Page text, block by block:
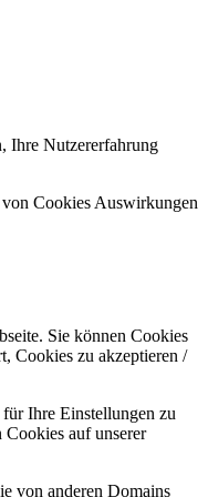
Ihre Nutzererfahrung
Cookies Auswirkungen
Sie können Cookies
Cookies zu akzeptieren /
Ihre Einstellungen zu
Cookies auf unserer
von anderen Domains